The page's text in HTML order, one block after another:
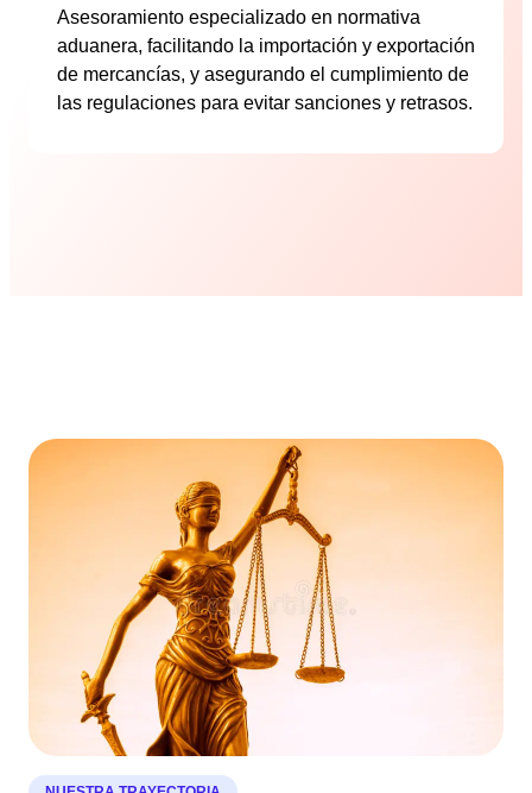
Asesoramiento especializado en normativa
aduanera, facilitando la importación y exportación
de mercancías, y asegurando el cumplimiento de
las regulaciones para evitar sanciones y retrasos.